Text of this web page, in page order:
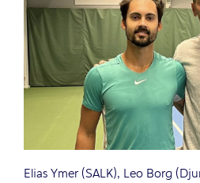
Elias Ymer (SALK), Leo Borg